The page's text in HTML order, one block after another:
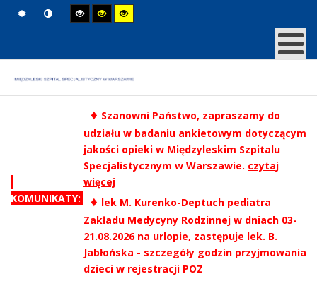
KOMUNIKATY:
♦ Szanowni Państwo, zapraszamy do
udziału w badaniu ankietowym dotyczącym
jakości opieki w Międzyleskim Szpitalu
Specjalistycznym w Warszawie. czytaj
więcej
♦ lek M. Kurenko-Deptuch pediatra
Zakładu Medycyny Rodzinnej w dniach 03-
21.08.2026 na urlopie, zastępuje lek. B.
Jabłońska - szczegóły godzin przyjmowania
dzieci w rejestracji POZ